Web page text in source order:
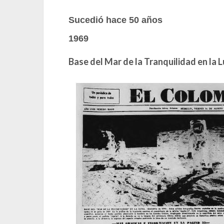
Sucedió hace 50 años
1969
Base del Mar de la Tranquilidad en la